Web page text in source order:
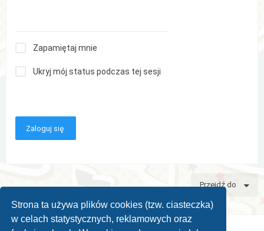
Strona ta używa plików cookies (tzw. ciasteczka)
w celach statystycznych, reklamowych oraz
Zapamiętaj mnie
Ukryj mój status podczas tej sesji
Przejdź do